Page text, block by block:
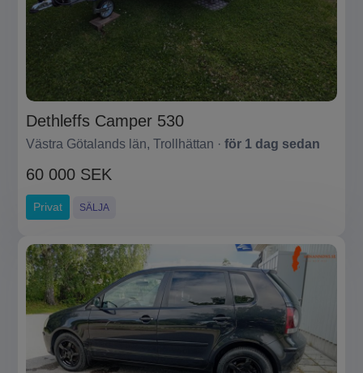
Dethleffs Camper 530
Västra Götalands län, Trollhättan · för 1 dag sedan
60 000 SEK
Privat SÄLJA